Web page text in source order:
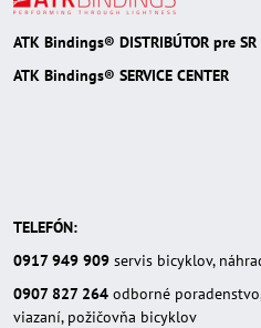
ATK Bindings® DISTRIBÚTOR pre SR
ATK Bindings® SERVICE CENTER
TELEFÓN:
0917 949 909 servis bicyklov,
0907 827 264 odborné
viazaní, požičovňa bicyklov